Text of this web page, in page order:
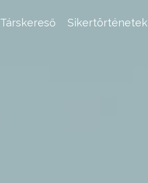
Társkereső Sikertörténetek